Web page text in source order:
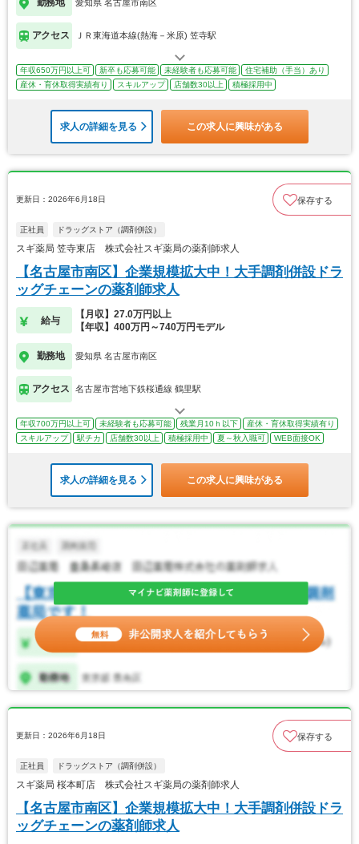
勤務地 愛知県 名古屋市南区
アクセス ＪＲ東海道本線(熱海－米原) 笠寺駅
年収650万円以上可 新卒も応募可能 未経験者も応募可能
住宅補助（手当）あり
産休・育休取得実績有り
スキルアップ 店舗数30以上 積極採用中
求人の詳細を見る この求人に興味がある
更新日：2026年6月18日 保存する
正社員 ドラッグストア（調剤併設）
スギ薬局 笠寺東店 株式会社スギ薬局の薬剤師求人
【名古屋市南区】企業規模拡大中！大手調剤併設ドラ
ッグチェーンの薬剤師求人
給与
【月収】27.0万円以上
【年収】400万円～740万円モデル
勤務地 愛知県 名古屋市南区
アクセス 名古屋市営地下鉄桜通線 鶴里駅
年収700万円以上可 未経験者も応募可能 残業月10ｈ以下
産休・育休取得実績有り
スキルアップ
駅チカ 店舗数30以上 積極採用中 夏～秋入職可 WEB面接OK
求人の詳細を見る この求人に興味がある
更新日：2026年6月18日 保存する
正社員 ドラッグストア（調剤併設）
スギ薬局 桜本町店 株式会社スギ薬局の薬剤師求人
【名古屋市南区】企業規模拡大中！大手調剤併設ドラ
ッグチェーンの薬剤師求人